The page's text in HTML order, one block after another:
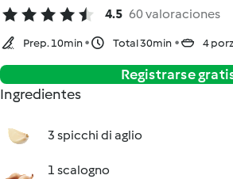
4.5 60 valoraciones
Prep. 10min Total 30min 4
Registrarse
Ingredientes
3 spicchi di aglio
1 scalogno